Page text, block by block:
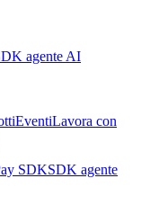
agente AI
EventiLavora con
SDKSDK agente